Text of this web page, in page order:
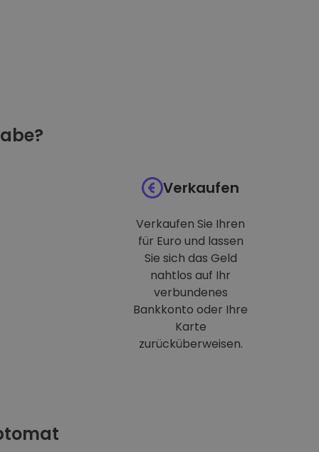
Verkaufen
Verkaufen Sie Ihren
für Euro und lassen
Sie sich das Geld
nahtlos auf Ihr
verbundenes
Bankkonto oder Ihre
Karte
zurücküberweisen.